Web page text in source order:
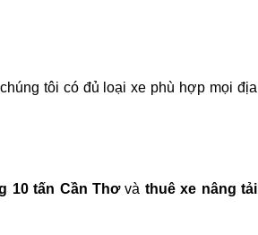
tôi có đủ loại xe phù hợp mọi địa
10 tấn Cần Thơvà thuê xe nâng tải